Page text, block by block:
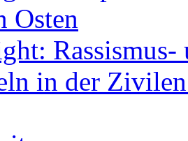
Osten
in der